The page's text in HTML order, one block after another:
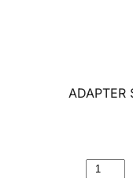
ADAPTER